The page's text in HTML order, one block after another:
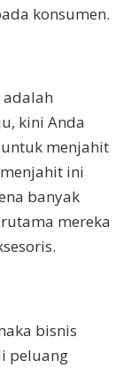
konsumen.
adalah
kini Anda
menjahit
ini
banyak
mereka
bisnis
peluang